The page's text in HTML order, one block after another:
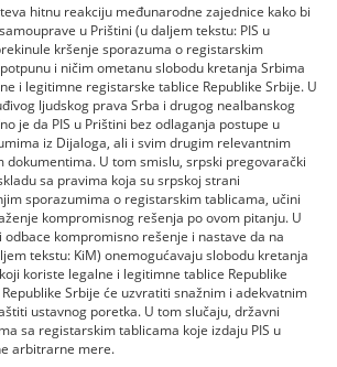
hitnu reakciju međunarodne zajednice kako bi
u Prištini (u daljem tekstu: PIS u
kršenje sporazuma o registarskim
i ničim ometanu slobodu kretanja Srbima
i legitimne registarske tablice Republike Srbije. U
ljudskog prava Srba i drugog nealbanskog
je da PIS u Prištini bez odlaganja postupe u
iz Dijaloga, ali i svim drugim relevantnim
dokumentima. U tom smislu, srpski pregovarački
sa pravima koja su srpskoj strani
sporazumima o registarskim tablicama, učini
kompromisnog rešenja po ovom pitanju. U
odbace kompromisno rešenje i nastave da na
tekstu: KiM) onemogućavaju slobodu kretanja
koriste legalne i legitimne tablice Republike
Srbije će uzvratiti snažnim i adekvatnim
ustavnog poretka. U tom slučaju, državni
sa registarskim tablicama koje izdaju PIS u
arbitrarne mere.